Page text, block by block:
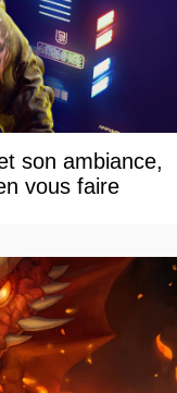
son ambiance,
vous faire